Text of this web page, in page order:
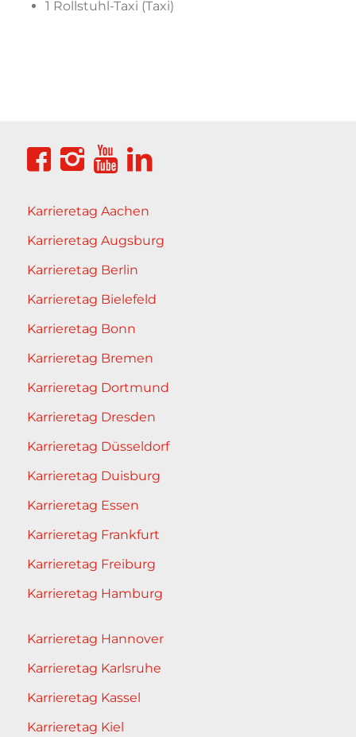
1 Rollstuhl-Taxi (Taxi)
Karrieretag Aachen
Karrieretag Augsburg
Karrieretag Berlin
Karrieretag Bielefeld
Karrieretag Bonn
Karrieretag Bremen
Karrieretag Dortmund
Karrieretag Dresden
Karrieretag Düsseldorf
Karrieretag Duisburg
Karrieretag Essen
Karrieretag Frankfurt
Karrieretag Freiburg
Karrieretag Hamburg
Karrieretag Hannover
Karrieretag Karlsruhe
Karrieretag Kassel
Karrieretag Kiel